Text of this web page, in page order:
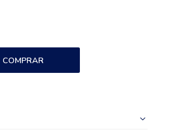
COMPRAR